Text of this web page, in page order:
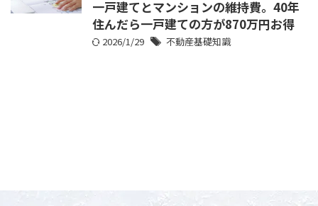
一戸建てとマンションの維持費。40年
住んだら一戸建ての方が870万円お得
2026/1/29 不動産基礎知識